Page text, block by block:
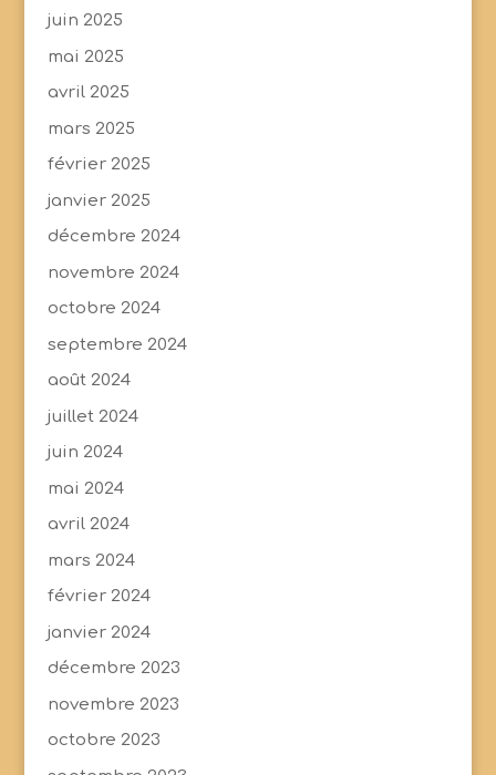
juin 2025
mai 2025
avril 2025
mars 2025
février 2025
janvier 2025
décembre 2024
novembre 2024
octobre 2024
septembre 2024
août 2024
juillet 2024
juin 2024
mai 2024
avril 2024
mars 2024
février 2024
janvier 2024
décembre 2023
novembre 2023
octobre 2023